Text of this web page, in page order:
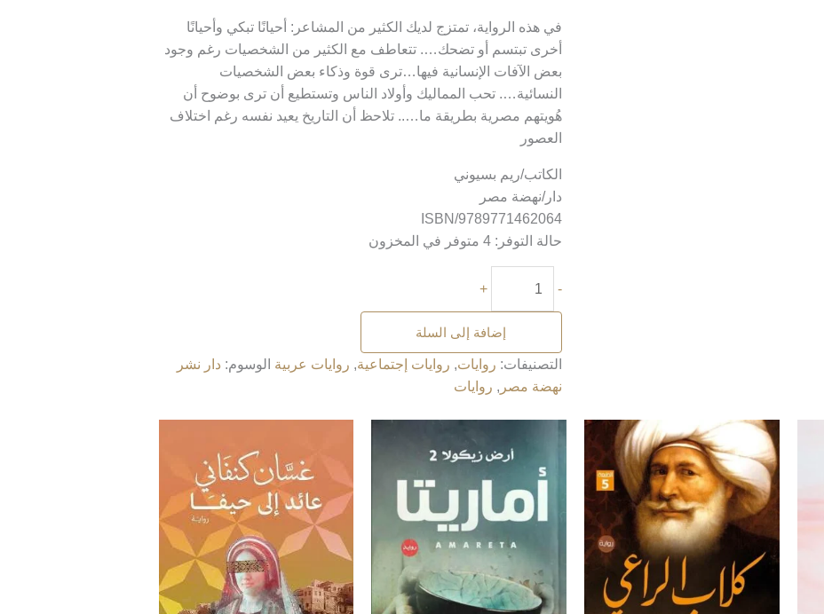
في هذه الرواية، تمتزج لديك الكثير من المشاعر: أحيانًا تبكي وأحيانًا
أخرى تبتسم أو تضحك…. تتعاطف مع الكثير من الشخصيات رغم وجود
بعض الآفات الإنسانية فيها…ترى قوة وذكاء بعض الشخصيات
النسائية…. تحب المماليك وأولاد الناس وتستطيع أن ترى بوضوح أن
هُويتهم مصرية بطريقة ما….. تلاحظ أن التاريخ يعيد نفسه رغم اختلاف
العصور
الكاتب/ريم بسيوني
دار/نهضة مصر
ISBN/9789771462064
حالة التوفر: 4 متوفر في المخزون
-
+
إضافة إلى السلة
التصنيفات: روايات, روايات إجتماعية, روايات عربية الوسوم: دار نشر
نهضة مصر , روايات